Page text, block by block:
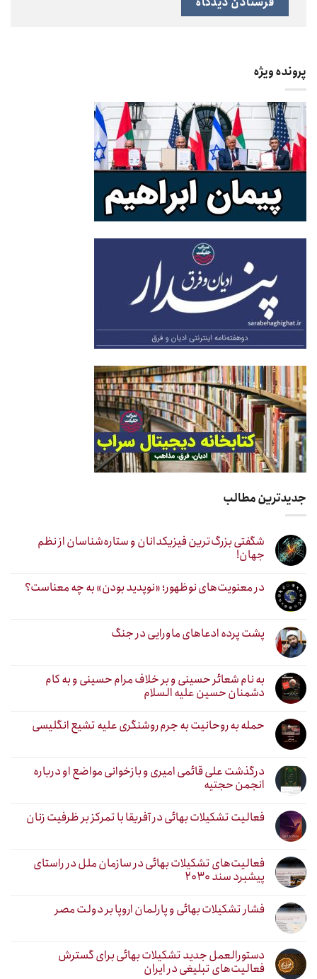
پرونده ویژه
جدیدترین مطالب
شگفتی بزرگ‌ترین فیزیکدانان و ستاره‌شناسان از نظم
جهان!
در معنویت‌های نوظهور؛ «نوپدید بودن» به چه معناست؟
پشت پرده ادعاهای ماورایی در جنگ
به نام شعائر حسینی و بر خلاف مرام حسینی و به کام
دشمنان حسین علیه السلام
حمله به روحانیت به جرم روشنگری علیه تشیع انگلیسی
درگذشت علی قائمی امیری و بازخوانی مواضع او درباره
انجمن حجتیه
فعالیت تشکیلات بهائی در آفریقا با تمرکز بر ظرفیت زنان
فعالیت‌های تشکیلات بهائی در سازمان ملل در راستای
پیشبرد سند ۲۰۳۰
فشار تشکیلات بهائی و پارلمان اروپا بر دولت مصر
دستورالعمل جدید تشکیلات بهائی برای گسترش
فعالیت‌های تبلیغی در ایران